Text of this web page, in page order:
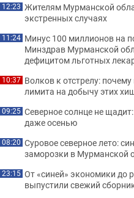
12:23 Жителям Мурманской
экстренных случаях
11:24 Минус 100 миллионов на
Минздрав Мурманской
дефицитом льготных
10:37 Волков к отстрелу:
лимита на добычу этих
09:25 Северное солнце не
даже осенью
08:20 Суровое северное лето:
заморозки в Мурманской
23:15 От «синей» экономики до
выпустили свежий